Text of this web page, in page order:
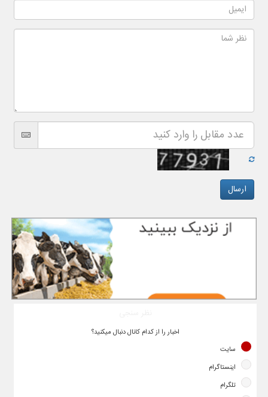
اخبار را از کدام کانال دنبال میکنید؟
سایت
اینستاگرام
تلگرام